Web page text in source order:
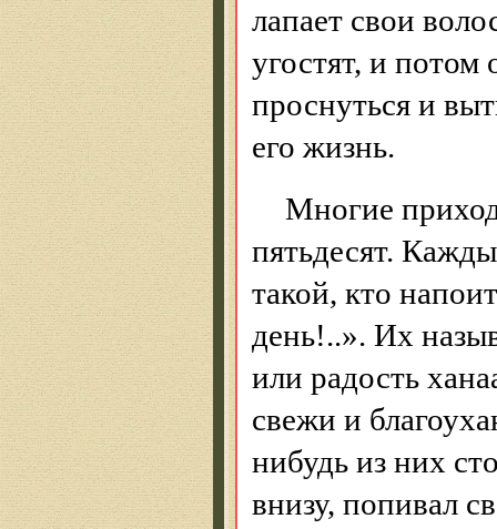
лапает свои
угостят, и
проснуться и
его жизнь.
Многие
пятьдесят.
такой, кто
день!..». Их
или радость
свежи и
нибудь из них
внизу, попивал